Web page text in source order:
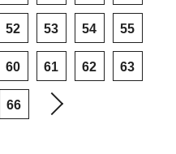
52 53 54 55
60 61 62 63
66